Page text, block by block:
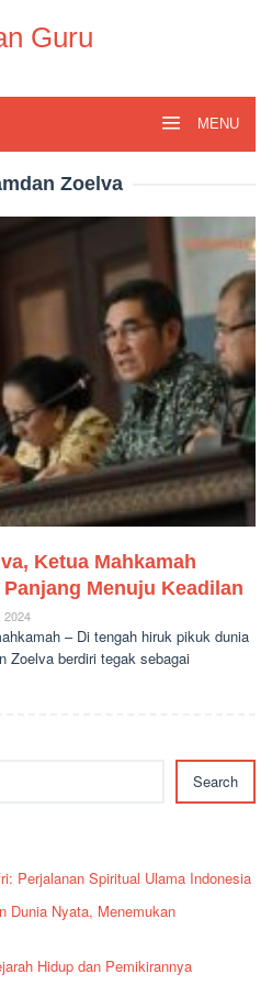
Guru
MENU
Zoelva
Ketua Mahkamah
Menuju Keadilan
2024
– Di tengah hiruk pikuk dunia
Zoelva berdiri tegak sebagai
Search
Perjalanan Spiritual Ulama Indonesia
Dunia Nyata, Menemukan
Hidup dan Pemikirannya